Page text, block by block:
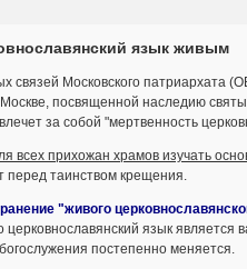
язык живым
связей Московского
посвященной наследию
за собой "мертвенность
всех прихожан храмов изучать
перед таинством крещения.
"живого
церковнославянский язык
постепенно меняется.